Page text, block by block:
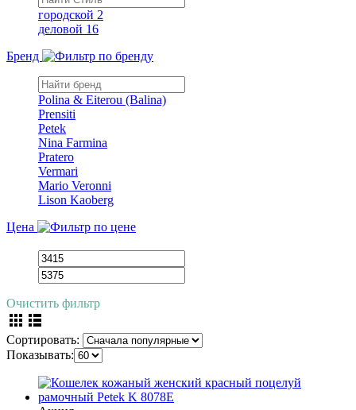
городской 2
деловой 16
Бренд
Polina & Eiterou (Balina)
Prensiti
Petek
Nina Farmina
Pratero
Vermari
Mario Veronni
Lison Kaoberg
Цена
Очистить фильтр
Сортировать:
Показывать: